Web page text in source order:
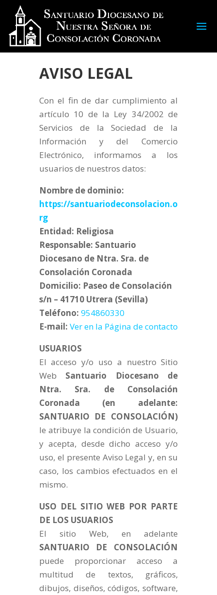
AVISO LEGAL
Con el fin de dar cumplimiento al
artículo 10 de la Ley 34/2002 de
Servicios de la Sociedad de la
Información y del Comercio
Electrónico, informamos a los
usuarios de nuestros datos:
Nombre de dominio:
https://santuariodeconsolacion.o
rg
Entidad: Religiosa
Responsable: Santuario
Diocesano de Ntra. Sra. de
Consolación Coronada
Domicilio: Paseo de Consolación
s/n – 41710 Utrera (Sevilla)
Teléfono: 954860330
E-mail: Ver en la Página de contacto
USUARIOS
El acceso y/o uso a nuestro Sitio
Web Santuario Diocesano de
Ntra. Sra. de Consolación
Coronada (en adelante:
SANTUARIO DE CONSOLACIÓN)
le atribuye la condición de Usuario,
y acepta, desde dicho acceso y/o
uso, el presente Aviso Legal y, en su
caso, los cambios efectuados en el
mismo.
USO DEL SITIO WEB POR PARTE
DE LOS USUARIOS
El sitio Web, en adelante
SANTUARIO DE CONSOLACIÓN
puede proporcionar acceso a
multitud de textos, gráficos,
dibujos, diseños, códigos, software,